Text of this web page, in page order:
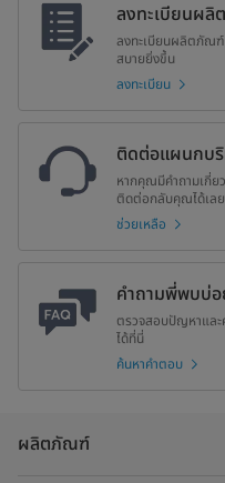
ขนาดผลิตภัณฑ์ (มม.) (W×D×H)
ขนาดกล่อง (มม.) (W×D×H)
ลงทะเบียนผ
ลงทะเบียนผลิตภัณฑ์
สบายยิ่งขึ้น
ลงทะเบียน
ติดต่อแผนกบ
หากคุณมีคำถามเกี่ย
ติดต่อกลับคุณได้เลย
ช่วยเหลือ
คำถามพี่พบบ่
ตรวจสอบปัญหาแล
ได้ที่นี่
ค้นหาคำตอบ
ผลิตภัณฑ์